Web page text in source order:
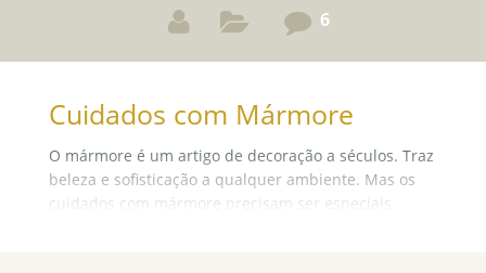
6
Cuidados com Mármore
O mármore é um artigo de decoração a séculos. Traz
beleza e sofisticação a qualquer ambiente. Mas os
cuidados com mármore precisam ser especiais.